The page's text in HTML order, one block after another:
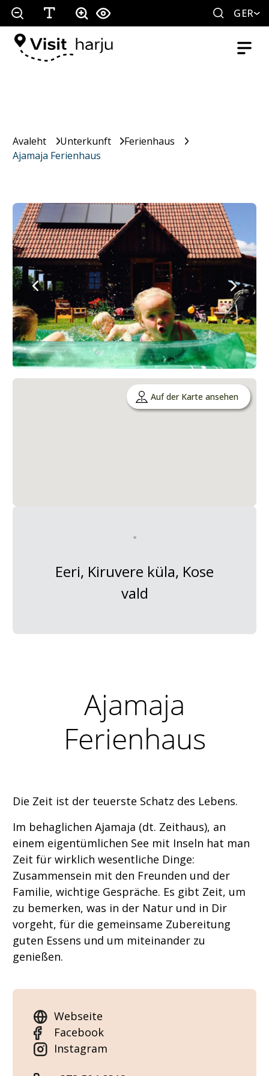
GER
Avaleht Unterkunft
Ferienhaus
Ajamaja Ferienhaus
Auf der Karte ansehen
Eeri, Kiruvere küla, Kose
vald
Ajamaja
Ferienhaus
Die Zeit ist der teuerste Schatz des Lebens.
Im behaglichen Ajamaja (dt. Zeithaus), an
einem eigentümlichen See mit Inseln hat man
Zeit für wirklich wesentliche Dinge:
Zusammensein mit den Freunden und der
Familie, wichtige Gespräche. Es gibt Zeit, um
zu bemerken, was in der Natur und in Dir
vorgeht, für die gemeinsame Zubereitung
guten Essens und um miteinander zu
genießen.
Webseite
Facebook
Instagram